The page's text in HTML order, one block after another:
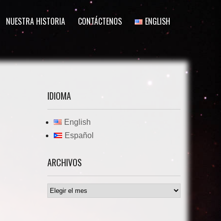
NUESTRA HISTORIA CONTÁCTENOS ENGLISH
IDIOMA
English
Español
ARCHIVOS
Archivos